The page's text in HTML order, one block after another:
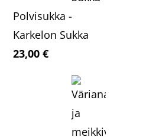
Polvisukka -
Karkelon Sukka
23,00€